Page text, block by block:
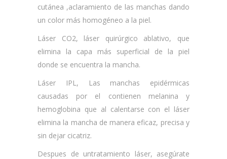
cutánea ,aclaramiento de las manchas dando
un color más homogéneo a la piel.
Láser CO2, láser quirúrgico ablativo, que
elimina la capa más superficial de la piel
donde se encuentra la mancha.
Láser IPL, Las manchas epidérmicas
causadas por el contienen melanina y
hemoglobina que al calentarse con el láser
elimina la mancha de manera eficaz, precisa y
sin dejar cicatriz.
Despues de untratamiento láser, asegúrate